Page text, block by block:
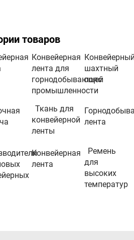
товаров
Конвейерная
лента для
горнодобывающей
промышленности
шахтный
пояс
Ткань для
конвейерной
ленты
лента
Конвейерная
лента
Ремень
для
высоких
температур